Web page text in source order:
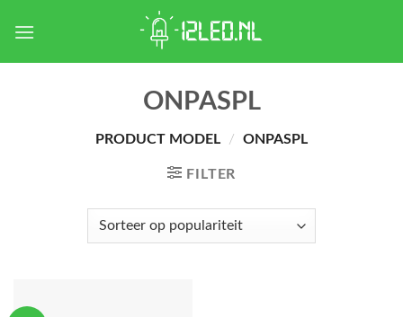
ONPASPL
PRODUCT MODEL / ONPASPL
FILTER